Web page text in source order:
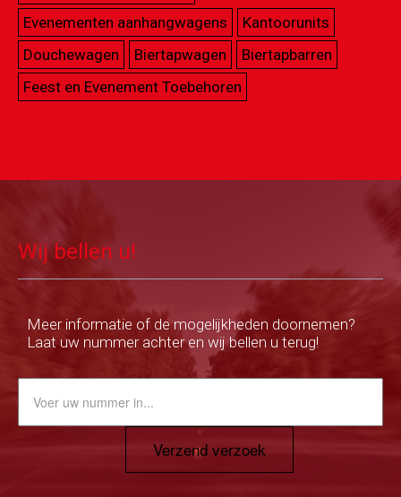
Evenementen aanhangwagens
Kantoorunits
Douchewagen
Biertapwagen
Biertapbarren
Feest en Evenement Toebehoren
Wij bellen u!
Meer informatie of de mogelijkheden doornemen?
Laat uw nummer achter en wij bellen u terug!
Verzend verzoek